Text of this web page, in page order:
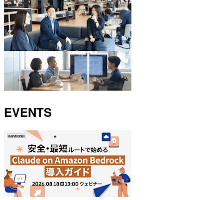
EVENTS